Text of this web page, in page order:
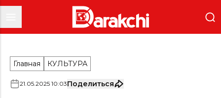
Главная КУЛЬТУРА
21.05.2025 10:03Поделиться